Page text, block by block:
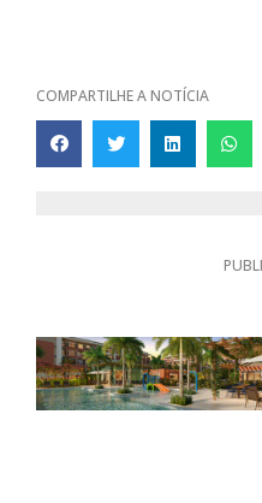
COMPARTILHE A NOTÍCIA